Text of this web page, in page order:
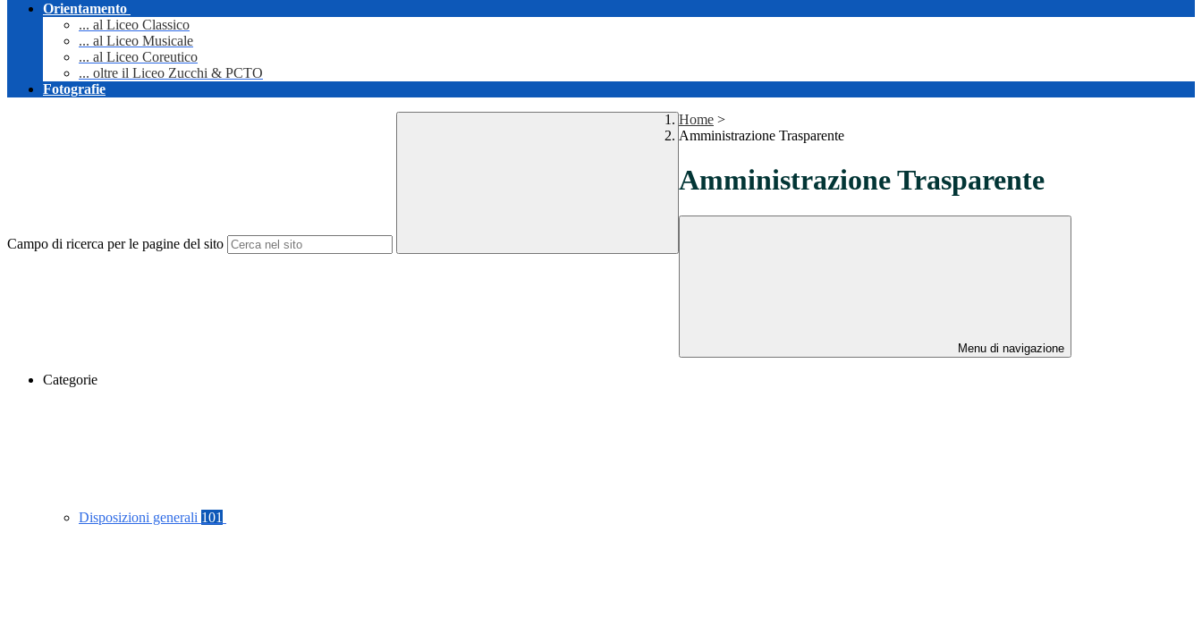
Orientamento
... al Liceo Classico
... al Liceo Musicale
... al Liceo Coreutico
... oltre il Liceo Zucchi & PCTO
Fotografie
Campo di ricerca per le pagine del sito
Home >
Amministrazione Trasparente
Amministrazione Trasparente
Menu di navigazione
Categorie
Disposizioni generali 101